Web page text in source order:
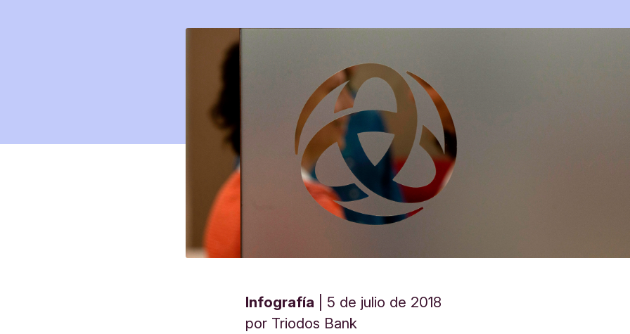
Infografía
5 de julio de 2018
por Triodos Bank